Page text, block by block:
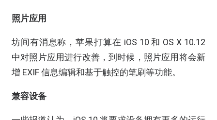
照片应用
坊间有消息称，苹果打算在 iOS 10 和 OS X 10.12
中对照片应用进行改善，到时候，照片应用将会新
增 EXIF 信息编辑和基于触控的笔刷等功能。
兼容设备